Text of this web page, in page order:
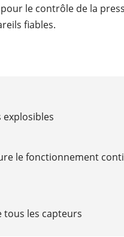
le contrôle de la
fiables.
explosibles
le fonctionnement
tous les capteurs